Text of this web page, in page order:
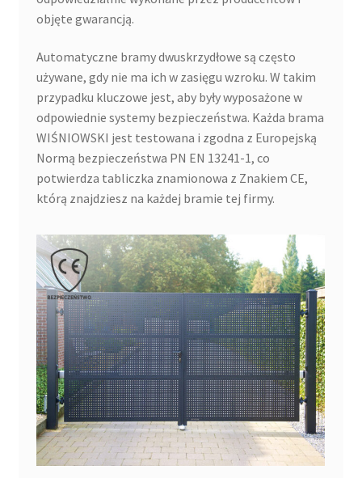
objęte gwarancją.
Automatyczne bramy dwuskrzydłowe są często
używane, gdy nie ma ich w zasięgu wzroku. W takim
przypadku kluczowe jest, aby były wyposażone w
odpowiednie systemy bezpieczeństwa. Każda brama
WIŚNIOWSKI jest testowana i zgodna z Europejską
Normą bezpieczeństwa PN EN 13241-1, co
potwierdza tabliczka znamionowa z Znakiem CE,
którą znajdziesz na każdej bramie tej firmy.